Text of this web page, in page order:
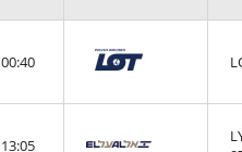
00:40
13:05